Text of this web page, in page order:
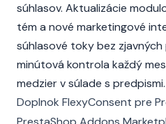
súhlasov. Aktualizácie
tém a nové marketingové
súhlasové toky bez zjavných
minútová kontrola každý
medzier v súlade s predpismi.
Doplnok FlexyConsent pre